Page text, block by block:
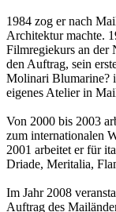
1984 zog er nach
Architektur machte.
Filmregiekurs an der
den Auftrag, sein
Molinari Blumarine?
eigenes Atelier in
Von 2000 bis 2003
zum internationalen
2001 arbeitet er für
Driade, Meritalia,
Im Jahr 2008
Auftrag des